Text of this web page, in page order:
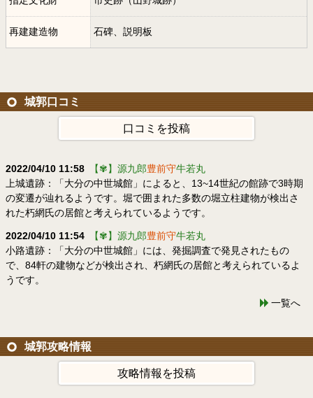
再建建造物 石碑、説明板
城郭口コミ
口コミを投稿
2022/04/10 11:58 【✾】源九郎豊前守牛若丸
上城遺跡：「大分の中世城館」によると、13~14世紀の館跡で3時期
の変遷が辿れるようです。堀で囲まれた多数の堀立柱建物が検出さ
れた朽網氏の居館と考えられているようです。
2022/04/10 11:54 【✾】源九郎豊前守牛若丸
小路遺跡：「大分の中世城館」には、発掘調査で発見されたもの
で、84軒の建物などが検出され、朽網氏の居館と考えられているよ
うです。
一覧へ
城郭攻略情報
攻略情報を投稿